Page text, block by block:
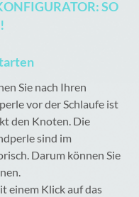
SO
Sie nach Ihren
vor der Schlaufe ist
den Knoten. Die
sind im
Darum können Sie
einem Klick auf das